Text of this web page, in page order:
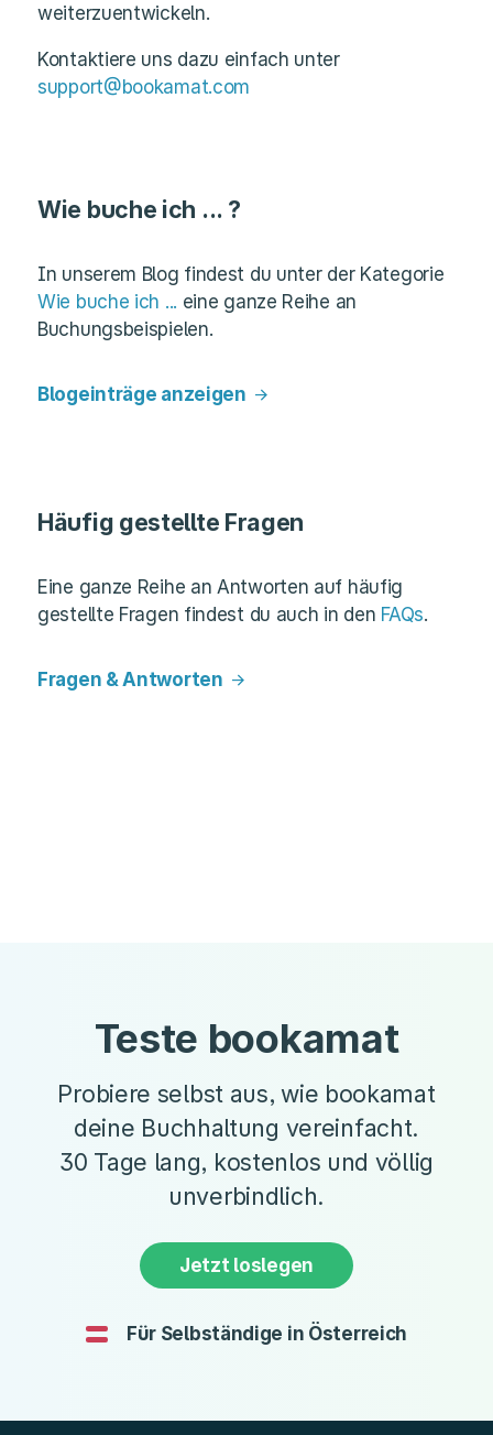
weiterzuentwickeln.
Kontaktiere uns dazu einfach unter
support@bookamat.com
Wie buche ich ... ?
In unserem Blog findest du unter der Kategorie
Wie buche ich ... eine ganze Reihe an
Buchungsbeispielen.
Blogeinträge anzeigen
Häufig gestellte Fragen
Eine ganze Reihe an Antworten auf häufig
gestellte Fragen findest du auch in den FAQs.
Fragen & Antworten
Teste bookamat
Probiere selbst aus, wie bookamat
deine Buchhaltung vereinfacht.
30 Tage lang, kostenlos und völlig
unverbindlich.
Jetzt loslegen
Für Selbständige in Österreich